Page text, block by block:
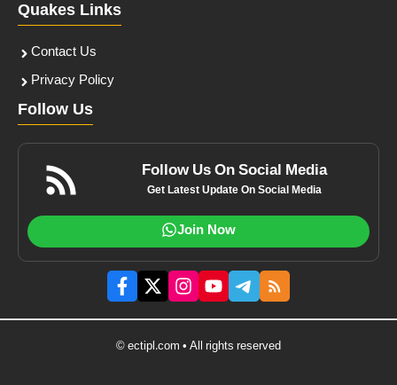
Quakes Links
Contact Us
Privacy Policy
Follow Us
Follow Us On Social Media
Get Latest Update On Social Media
Join Now
© ectipl.com • All rights reserved